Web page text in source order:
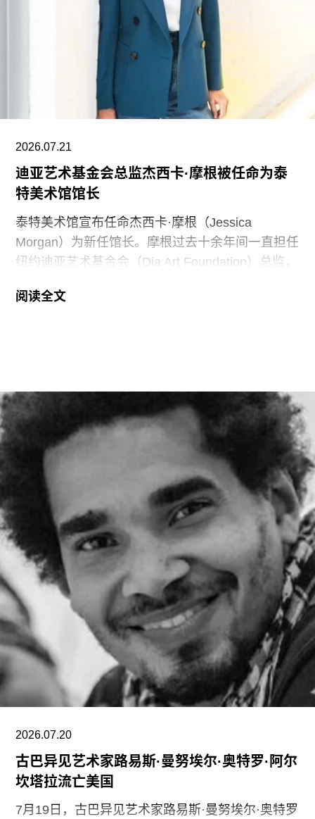
黄仁勋在一份声明中表示，此次捐赠旨在培养新一
代创作者，进一步巩固旧金山作为创新与创意之都
的文化基础。“技术拓展了我们能够创造什么，而艺
术与设计决定了我们为何创造。二者共同塑造了文
成为全球市值最高的企业之一，也是全球人工智能
浪潮中的核心企业。此次向范德堡大学新校区捐赠
的同时，
2026.07.21
迪亚艺术基金会总监杰西卡·摩根被任命为泰
特美术馆馆长
泰特美术馆宣布任命杰西卡·摩根（Jessica
Morgan）为新任馆长。摩根过去十余年间一直担任
纽约迪亚艺术基金会（Dia Art Foundation）总监，
位，后者在担任馆长九年后于今年春季离任。摩根
摩根曾在2002年至2014年间在泰特美术馆担任过
多个职务，包括国际艺术策展人，因此一直被视为
这一职位的热门人选。不过薪酬问题曾是任命过程
中的重要障碍，因为摩根在迪亚艺术基金会的收入
明显高于巴尔肖。泰特美术馆主席罗兰·拉德
（Roland Rudd）向《卫报》透露，摩根在接受这
一职位时接受了“大幅降薪”。
摩根加入泰特美术馆之际，正值该机构处于动荡时
期。泰特美术馆目前正面临财务困境，最近的一份
报告显示其运营处于亏损状态。泰特美术馆曾试图
通过裁员来解决资金问题，导致员工士气急剧下降
并引发了罢工。此外，尽管翠西·艾敏和弗里达·卡
罗的展览广受好评，但去年泰特不列颠美术馆和泰
特现代美术馆的参观人数仍远低于疫情前的水平。
摩根于2015年加入迪亚艺术基金会担任总监。任职
艺术家的代表比例。此前在泰特工作期间，她策划
了广受好评的2015年回顾展“世界走向波普”（The
阅读全文
2026.07.20
古巴异见艺术家路易斯·曼努埃尔·奥特罗·阿尔
坎塔拉流亡美国
7月19日，古巴异见艺术家路易斯·曼努埃尔·奥特罗